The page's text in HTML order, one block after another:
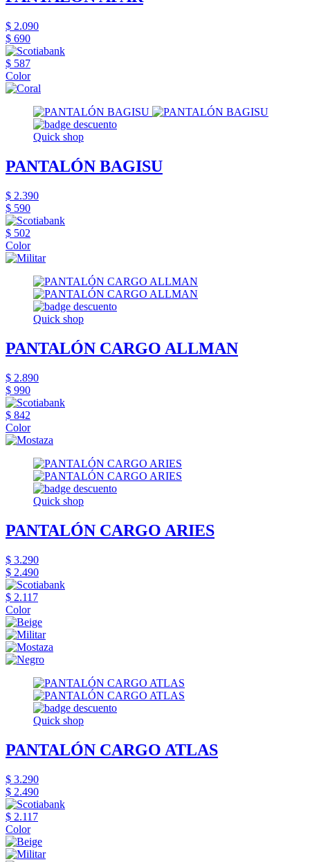
$ 2.090
$ 690
$ 587
Color
Quick shop
PANTALÓN BAGISU
$ 2.390
$ 590
$ 502
Color
Quick shop
PANTALÓN CARGO ALLMAN
$ 2.890
$ 990
$ 842
Color
Quick shop
PANTALÓN CARGO ARIES
$ 3.290
$ 2.490
$ 2.117
Color
Quick shop
PANTALÓN CARGO ATLAS
$ 3.290
$ 2.490
$ 2.117
Color